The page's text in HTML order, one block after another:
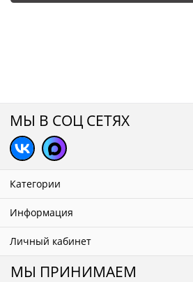
МЫ В СОЦ СЕТЯХ
Категории
Информация
Личный кабинет
МЫ ПРИНИМАЕМ